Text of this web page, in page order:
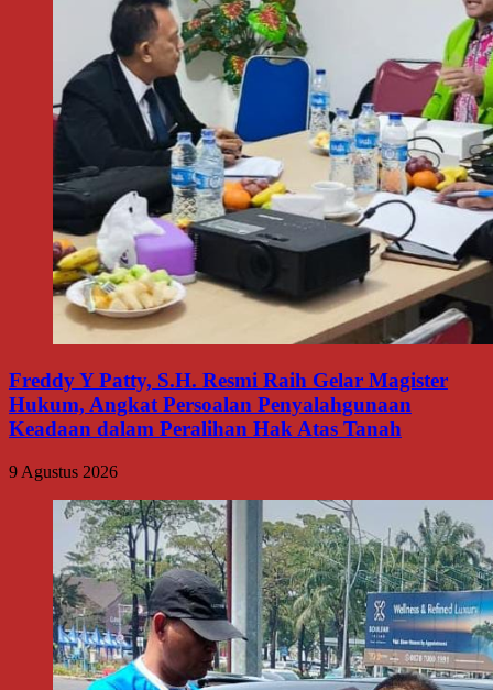
Freddy Y Patty, S.H. Resmi Raih Gelar Magister
Hukum, Angkat Persoalan Penyalahgunaan
Keadaan dalam Peralihan Hak Atas Tanah
9 Agustus 2026